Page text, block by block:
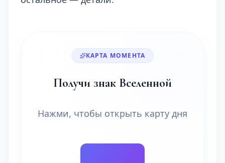
КАРТА МОМЕНТА
Получи знак Вселенной
Нажми, чтобы открыть карту дня